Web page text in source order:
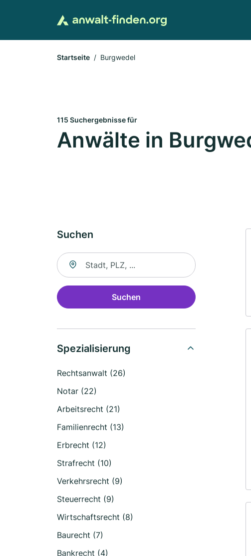
Startseite Burgwedel
115 Suchergebnisse für
Anwälte in
Suchen
Suche nach Ort
Suchen
Spezialisierung
Rechtsanwalt (26)
Notar (22)
Arbeitsrecht (21)
Familienrecht (13)
Erbrecht (12)
Strafrecht (10)
Verkehrsrecht (9)
Steuerrecht (9)
Wirtschaftsrecht (8)
Baurecht (7)
Bankrecht (4)